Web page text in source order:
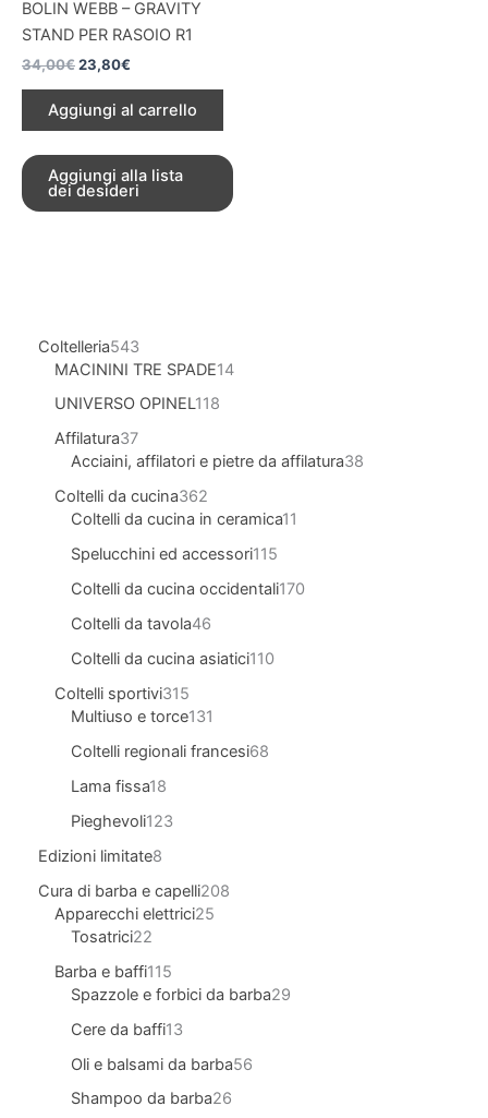
BOLIN WEBB – GRAVITY
STAND PER RASOIO R1
34,00€23,80€
Aggiungi al carrello
Aggiungi alla lista
dei desideri
Coltelleria543
MACININI TRE SPADE14
UNIVERSO OPINEL118
Affilatura37
Acciaini, affilatori e pietre da affilatura38
Coltelli da cucina362
Coltelli da cucina in ceramica11
Spelucchini ed accessori115
Coltelli da cucina occidentali170
Coltelli da tavola46
Coltelli da cucina asiatici110
Coltelli sportivi315
Multiuso e torce131
Coltelli regionali francesi68
Lama fissa18
Pieghevoli123
Edizioni limitate8
Cura di barba e capelli208
Apparecchi elettrici25
Tosatrici22
Barba e baffi115
Spazzole e forbici da barba29
Cere da baffi13
Oli e balsami da barba56
Shampoo da barba26